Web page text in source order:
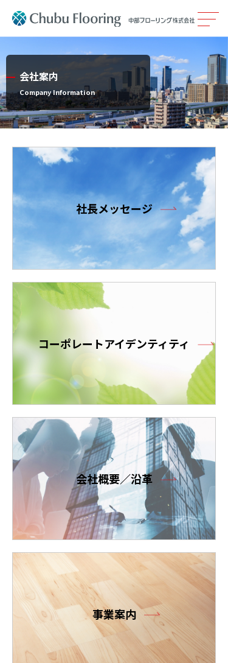
製品情報
施工事例
メンテナンス
採用情報
サステナビリティ
ニュース
製品検索
会社案内
Company Information
社長メッセージ
コーポレートアイデンティティ
会社概要／沿革
事業案内